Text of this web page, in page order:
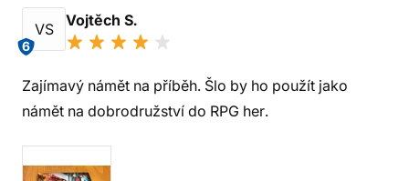
VS
6
Vojtěch S.
Zajímavý námět na příběh. Šlo by ho použít jako
námět na dobrodružství do RPG her.